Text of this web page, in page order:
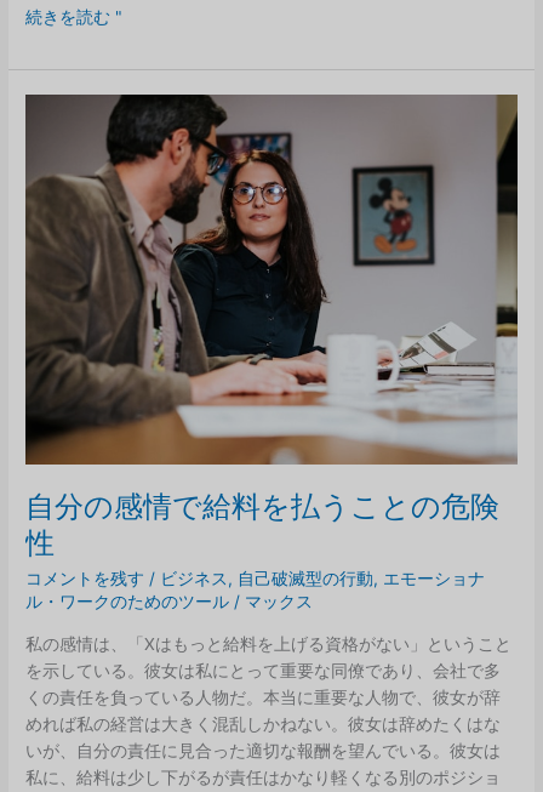
能
的
受
れ
と
受
受
入
れ
違
い
続きを読む "
自分の感情で給料を払うことの危険
性
コメントを残す / ビジネス, 自己破滅型の行動, エモーショナ
ル・ワークのためのツール / マックス
私の感情は、「Xはもっと給料を上げる資格がない」ということ
を示している。彼女は私にとって重要な同僚であり、会社で多
くの責任を負っている人物だ。本当に重要な人物で、彼女が辞
めれば私の経営は大きく混乱しかねない。彼女は辞めたくはな
いが、自分の責任に見合った適切な報酬を望んでいる。彼女は
私に、給料は少し下がるが責任はかなり軽くなる別のポジショ